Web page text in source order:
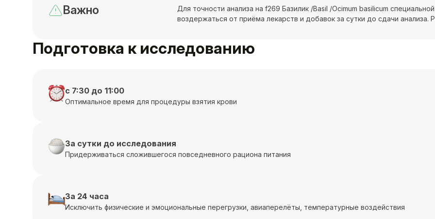
Важно
Для точности анализа на f269 Базилик /Basil /Ocimum basilicum
воздержаться от приёма лекарств и добавок за сутки до сдачи анализа.
Подготовка к исследованию
с 7:30 до 11:00
Оптимальное время для процедуры взятия крови
За сутки до исследования
Придерживаться сложившегося повседневного рациона питания
За 24 часа
Исключить физические и эмоциональные перегрузки, авиаперелёты, температурные воздействия